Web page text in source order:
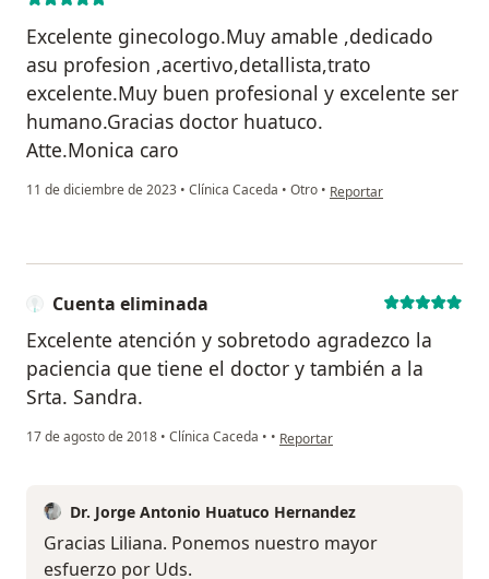
Excelente ginecologo.Muy amable ,dedicado
asu profesion ,acertivo,detallista,trato
excelente.Muy buen profesional y excelente ser
humano.Gracias doctor huatuco.
Atte.Monica caro
11 de diciembre de 2023 • Clínica Caceda • Otro • en opinión del usuario
Reportar
Cuenta eliminada
Excelente atención y sobretodo agradezco la
paciencia que tiene el doctor y también a la
Srta. Sandra.
17 de agosto de 2018 • Clínica Caceda • • en opinión del usuario Cuenta
Reportar
Dr. Jorge Antonio Huatuco Hernandez
Gracias Liliana. Ponemos nuestro mayor
esfuerzo por Uds.